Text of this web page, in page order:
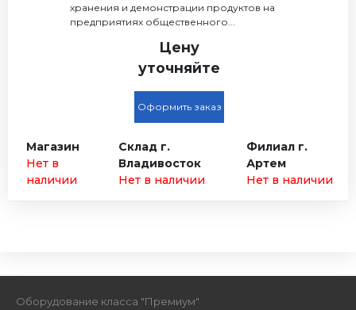
хранения и демонстрации продуктов на
предприятиях общественного...
Цену
уточняйте
Оформить заказ
Магазин
Нет в
наличии
Склад г.
Владивосток
Нет в наличии
Филиал г.
Артем
Нет в наличии
Оборудование класса "Премиум"